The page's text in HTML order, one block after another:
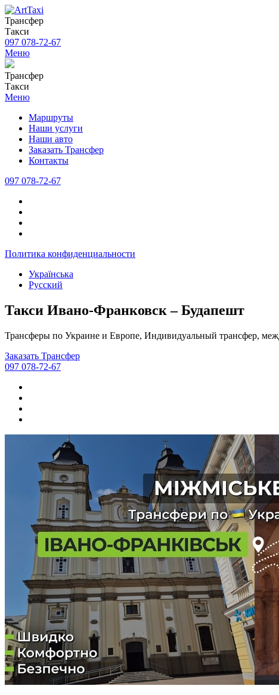
Трансфер
Такси
097 078-72-67
Меню
Трансфер
Такси
Меню
Маршруты
Наши услуги
Наши авто
Заказать Трансфер
Контакты
097 078-72-67
Политика конфиденциальности
Українська
Русский
Такси Ивано-Франковск – Будапешт
Трансферы по Украине и Европе, Индивидуальный трансфер,
Заказать Трансфер
097 078-72-67